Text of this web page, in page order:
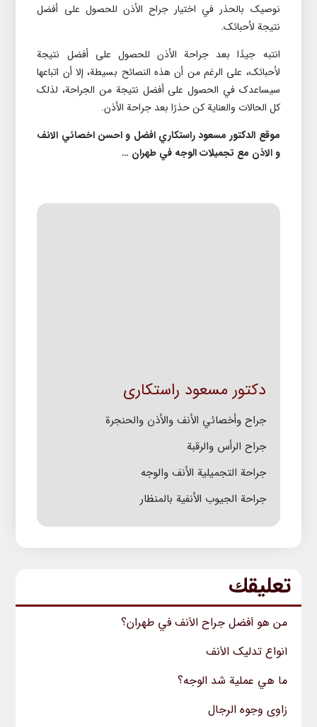
نوصيک بالحذر في اختيار جراح الأذن للحصول على أفضل
نتيجة لأحبائک.
انتبه جيدًا بعد جراحة الأذن للحصول على أفضل نتيجة
لأحبائک، على الرغم من أن هذه النصائح بسيطة، إلا أن اتباعها
سيساعدک في الحصول على أفضل نتيجة من الجراحة، لذلک
کل الحالات والعناية کن حذرًا بعد جراحة الأذن.
موقع الدکتور مسعود راستکاري افضل و احسن اخصائي الانف
و الاذن مع تجمیلات الوجه في طهران …
دکتور مسعود راستکاری
جراح وأخصائي الأنف والأذن والحنجرة
جراح الرأس والرقبة
جراحة التجمیلیة الأنف والوجه
جراحة الجيوب الأنفية بالمنظار
تعليقك
من هو أفضل جراح الأنف في طهران؟
أنواع تدليک الأنف
ما هي عملية شد الوجه؟
زاوی وجوه الرجال